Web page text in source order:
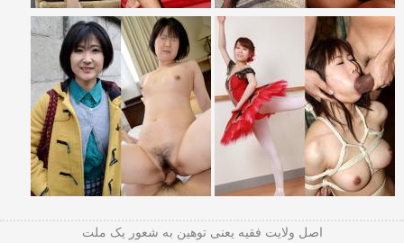
اصل ولایت فقیه یعنی‌ توهین به شعور یک ملت